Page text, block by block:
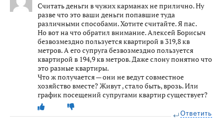
Считать деньги в чужих карманах не прилично. Ну
разве что это ваши деньги попавшие туда
различными способами. Хотите считайте. Я пас.
Но вот на что обратил внимание. Алексей Борисыч
безвозмездно пользуется квартирой в 319,8 кв
метров. А его супруга безвозмездно пользуется
квартирой в 194,9 кв метров. Даже слону понятно что
это разные квартиры.
Что ж получается — они не ведут совместное
хозяйство вместе? Живут , стало быть, врозь. Или
график посещений супругами квартир существует?
Ответить